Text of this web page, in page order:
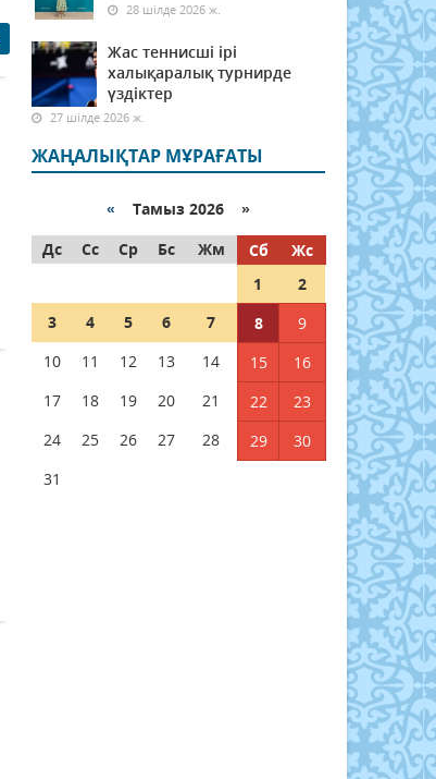
28 шілде 2026 ж.
Жас теннисші ірі
халықаралық турнирде
үздіктер
27 шілде 2026 ж.
ЖАҢАЛЫҚТАР МҰРАҒАТЫ
« Тамыз 2026 »
Дс
Сс Ср Бс Жм Сб
Жс
1
2
3
4 5 6 7 8
9
10
11 12 13 14 15
16
17
18 19 20 21 22
23
24
25 26 27 28 29
30
31